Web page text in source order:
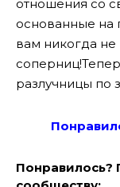
отношения со
основанные на
вам никогда не
разлучницы по
Понравилось?